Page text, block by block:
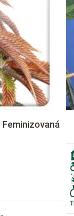
Feminizovaná